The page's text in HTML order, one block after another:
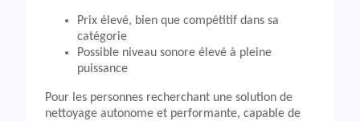
Prix élevé, bien que compétitif dans sa
catégorie
Possible niveau sonore élevé à pleine
puissance
Pour les personnes recherchant une solution de
nettoyage autonome et performante, capable de